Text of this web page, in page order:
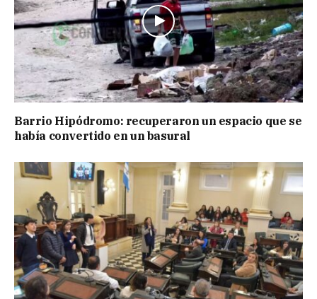
Barrio Hipódromo: recuperaron un espacio que se
había convertido en un basural